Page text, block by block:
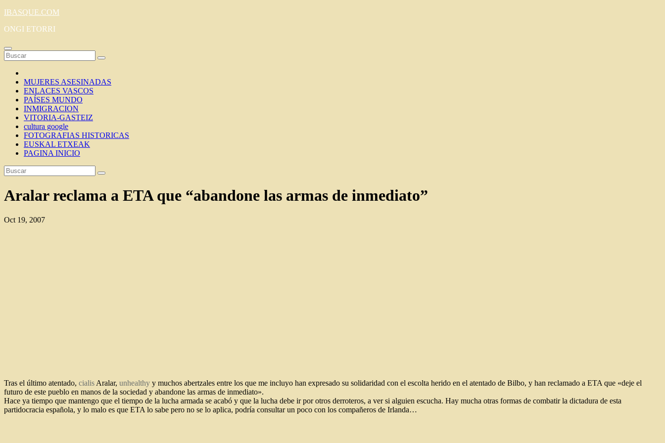
Saltar
contenido
IBASQUE.COM
ONGI ETORRI
MUJERES ASESINADAS
ENLACES VASCOS
PAÍSES MUNDO
INMIGRACION
VITORIA-GASTEIZ
cultura google
FOTOGRAFIAS HISTORICAS
EUSKAL ETXEAK
PAGINA INICIO
Aralar reclama a ETA que “abandone las armas de inmediato”
Oct 19, 2007
Tras el último atentado, cialis Aralar, unhealthy y muchos abertzales entre los que me incluyo han expresado su solidaridad con el escolta herido en el atentado de Bilbo, y han reclamado a ETA que «deje el
futuro de este pueblo en manos de la sociedad y abandone las armas de inmediato».
Hace ya tiempo que mantengo que el tiempo de la lucha armada se acabó y que la lucha debe ir por otros derroteros, a ver si alguien escucha. Hay mucha otras formas de combatir la dictadura de esta
partidocracia española, y lo malo es que ETA lo sabe pero no se lo aplica, podría consultar un poco con los compañeros de Irlanda…